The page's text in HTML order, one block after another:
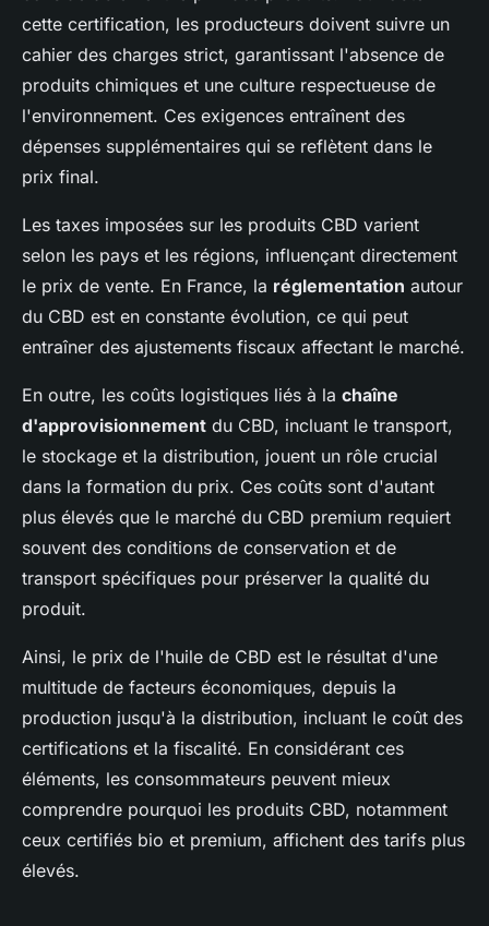
cette certification, les producteurs doivent suivre un
cahier des charges strict, garantissant l'absence de
produits chimiques et une culture respectueuse de
l'environnement. Ces exigences entraînent des
dépenses supplémentaires qui se reflètent dans le
prix final.
Les taxes imposées sur les produits CBD varient
selon les pays et les régions, influençant directement
le prix de vente. En France, la réglementation autour
du CBD est en constante évolution, ce qui peut
entraîner des ajustements fiscaux affectant le marché.
En outre, les coûts logistiques liés à la chaîne
d'approvisionnement du CBD, incluant le transport,
le stockage et la distribution, jouent un rôle crucial
dans la formation du prix. Ces coûts sont d'autant
plus élevés que le marché du CBD premium requiert
souvent des conditions de conservation et de
transport spécifiques pour préserver la qualité du
produit.
Ainsi, le prix de l'huile de CBD est le résultat d'une
multitude de facteurs économiques, depuis la
production jusqu'à la distribution, incluant le coût des
certifications et la fiscalité. En considérant ces
éléments, les consommateurs peuvent mieux
comprendre pourquoi les produits CBD, notamment
ceux certifiés bio et premium, affichent des tarifs plus
élevés.